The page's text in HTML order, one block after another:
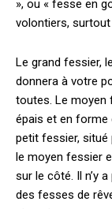
», ou « fesse en
volontiers, surtout
Le grand fessier,
donnera à votre
toutes. Le moyen
épais et en forme
petit fessier, situé
le moyen fessier
sur le côté. Il n’y
des fesses de